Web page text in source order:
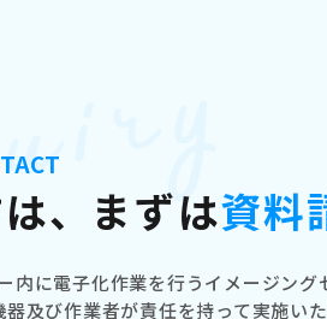
、 まずは資料
内に電子化作業を行うイメージング
及び作業者が責任を持って実施いた